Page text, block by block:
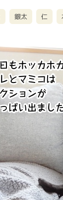
銀太 仁